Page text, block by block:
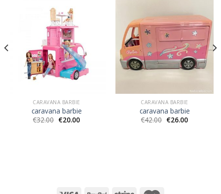
CARAVANA BARBIE
caravana barbie
€32.00 €20.00
CARAVANA BARBIE
caravana barbie
€42.00 €26.00